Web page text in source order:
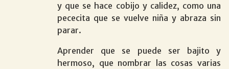
y que se hace cobijo y calidez, como una
pececita que se vuelve niña y abraza sin
parar.
Aprender que se puede ser bajito y
hermoso, que nombrar las cosas varias